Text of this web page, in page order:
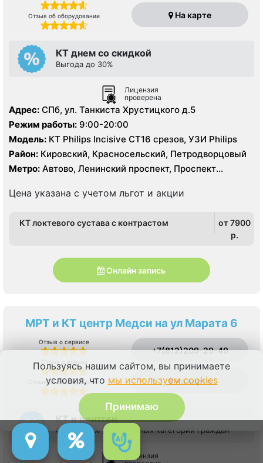
Отзыв об оборудовании На карте
КТ днем со скидкой
Выгода до 30%
Лицензия
проверена
Адрес: СПб, ул. Танкиста Хрустицкого д.5
Режим работы: 9:00-20:00
Модель: КТ Philips Incisive CT16 срезов, УЗИ Philips
Район: Кировский, Красносельский, Петродворцовый
Метро: Автово, Ленинский проспект, Проспект
Цена указана с учетом льгот и акции
КТ локтевого сустава с контрастом
от 7900
p.
Онлайн запись
МРТ и КТ центр Медси на ул Марата 6
Отзыв о сервисе
Отзыв об оборудовании
+7(812)209-29-49
На карте
КТ и рентген
Скидки 10% для льготных категорий граждан
Лицензия
Пользуясь нашим сайтом, вы принимаете
условия, что мы используем cookies
Принимаю